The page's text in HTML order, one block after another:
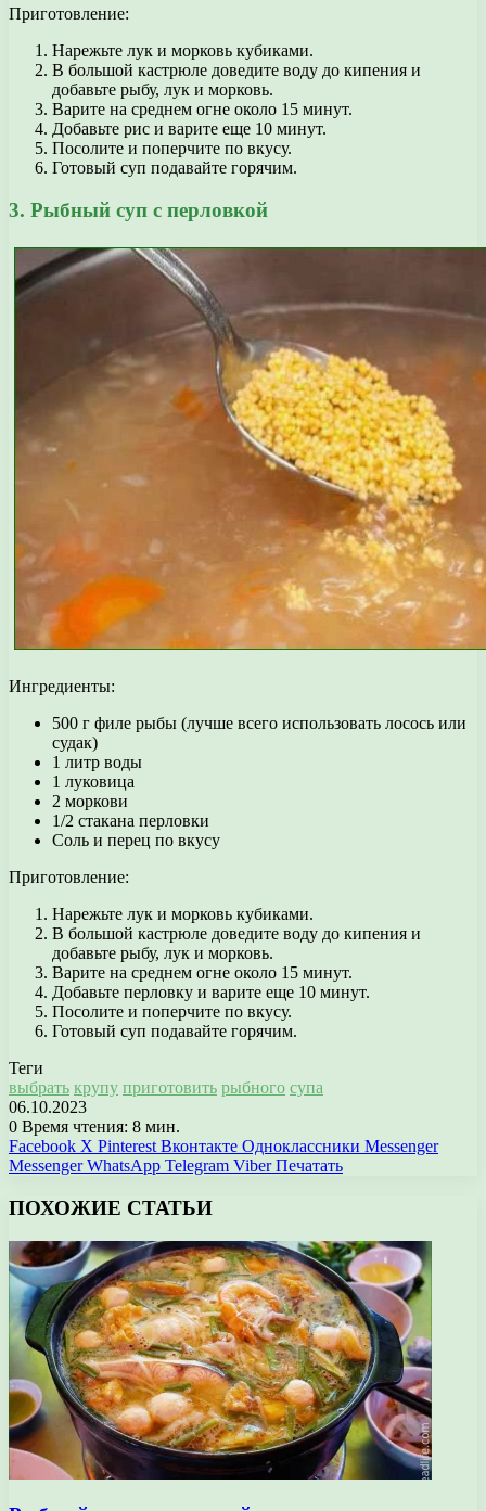
Приготовление:
Нарежьте лук и морковь кубиками.
В большой кастрюле доведите воду до кипения и
добавьте рыбу, лук и морковь.
Варите на среднем огне около 15 минут.
Добавьте рис и варите еще 10 минут.
Посолите и поперчите по вкусу.
Готовый суп подавайте горячим.
3. Рыбный суп с перловкой
Ингредиенты:
500 г филе рыбы (лучше всего использовать лосось или
судак)
1 литр воды
1 луковица
2 моркови
1/2 стакана перловки
Соль и перец по вкусу
Приготовление:
Нарежьте лук и морковь кубиками.
В большой кастрюле доведите воду до кипения и
добавьте рыбу, лук и морковь.
Варите на среднем огне около 15 минут.
Добавьте перловку и варите еще 10 минут.
Посолите и поперчите по вкусу.
Готовый суп подавайте горячим.
Теги
выбрать крупу приготовить рыбного супа
06.10.2023
0 Время чтения: 8 мин.
Facebook X Pinterest Вконтакте Одноклассники Messenger
Messenger WhatsApp Telegram Viber Печатать
ПОХОЖИЕ СТАТЬИ